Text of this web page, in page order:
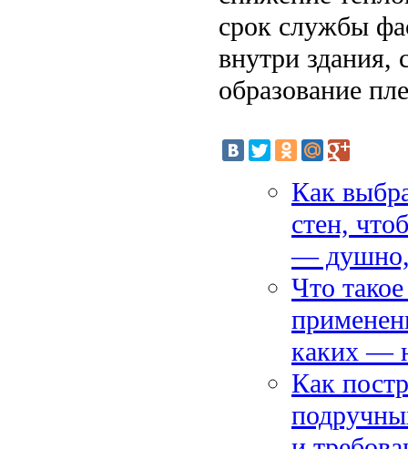
срок службы
внутри здания,
образование
Как
стен,
— душно,
Что
каких —
Как